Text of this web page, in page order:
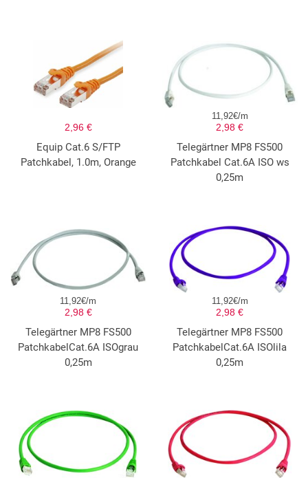
2,96 €
Equip Cat.6 S/FTP
Patchkabel, 1.0m, Orange
11,92€/m
2,98 €
Telegärtner MP8 FS500
Patchkabel Cat.6A ISO ws
0,25m
11,92€/m
2,98 €
Telegärtner MP8 FS500
PatchkabelCat.6A ISOgrau
0,25m
11,92€/m
2,98 €
Telegärtner MP8 FS500
PatchkabelCat.6A ISOlila
0,25m